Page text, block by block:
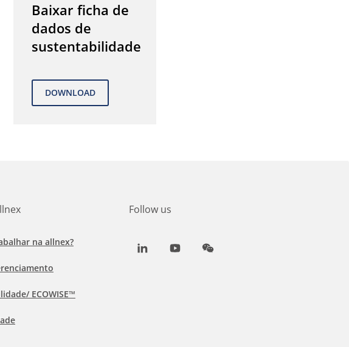
Baixar ficha de
dados de
sustentabilidade
na allnex?
ECOWISE™
Follow us
LinkedInYoutubeWeChat